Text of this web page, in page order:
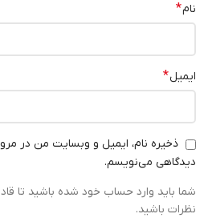
نام*
ایمیل*
ذخیره نام، ایمیل و وبسایت من در
دیدگاهی می‌نویسم.
شما باید وارد حساب خود شده باشید تا
نظرات باشید.